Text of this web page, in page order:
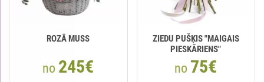
ROZĀ MUSS
no 245€
ZIEDU PUŠĶIS "MAIGAIS
PIESKĀRIENS"
no 75€